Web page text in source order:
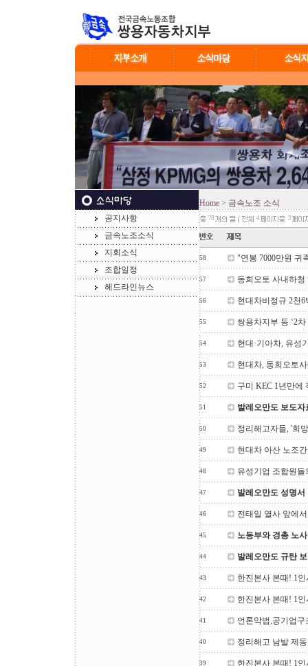
공지사항
금속노조소식
지회소식
조합일정
헤드라인뉴스
Home > 금속노조 소식
78 4 2
58 "연봉 7000만원 귀
57 동희오토 사내하
56 현대차비정규 2천
55 쌍용차지부 등 ‘2
54 현대·기아차, 유성
53 현대차, 동희오토
52 구미 KEC 1년만에
51 발레오만도 보도자
50 정리해고자들, '희
49 현대차 아산 노조
48 유성기업 조합원들
47 발레오만도 성명서
46 전태일 열사 앞에
45 노동부와 경총 노
44 발레오만도 규탄
43 한진본사 본때! 1
42 한진본사 본때! 1
41 언론악법,공기업
40 정리해고 남발 제
39 한진본사 본때! 1